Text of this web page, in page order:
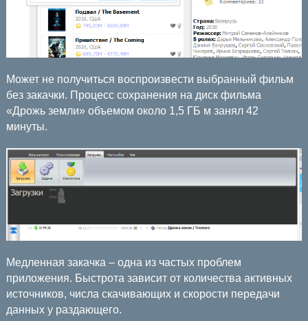
Может не получиться воспроизвести выбранный фильм
без закачки. Процесс сохранения на диск фильма
«Дрожь земли» объемом около 1,5 ГБ м занял 42
минуты.
Медленная закачка – одна из частых проблем
приложения. Быстрота зависит от количества активных
источников, числа скачивающих и скорости передачи
данных у раздающего.